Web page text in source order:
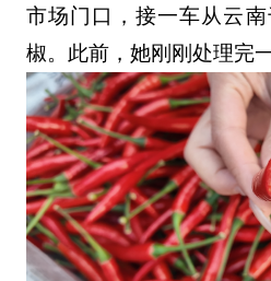
市场门口，接一车从云
椒。此前，她刚刚处理完